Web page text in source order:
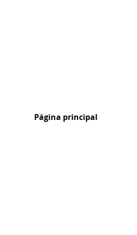
Página principal